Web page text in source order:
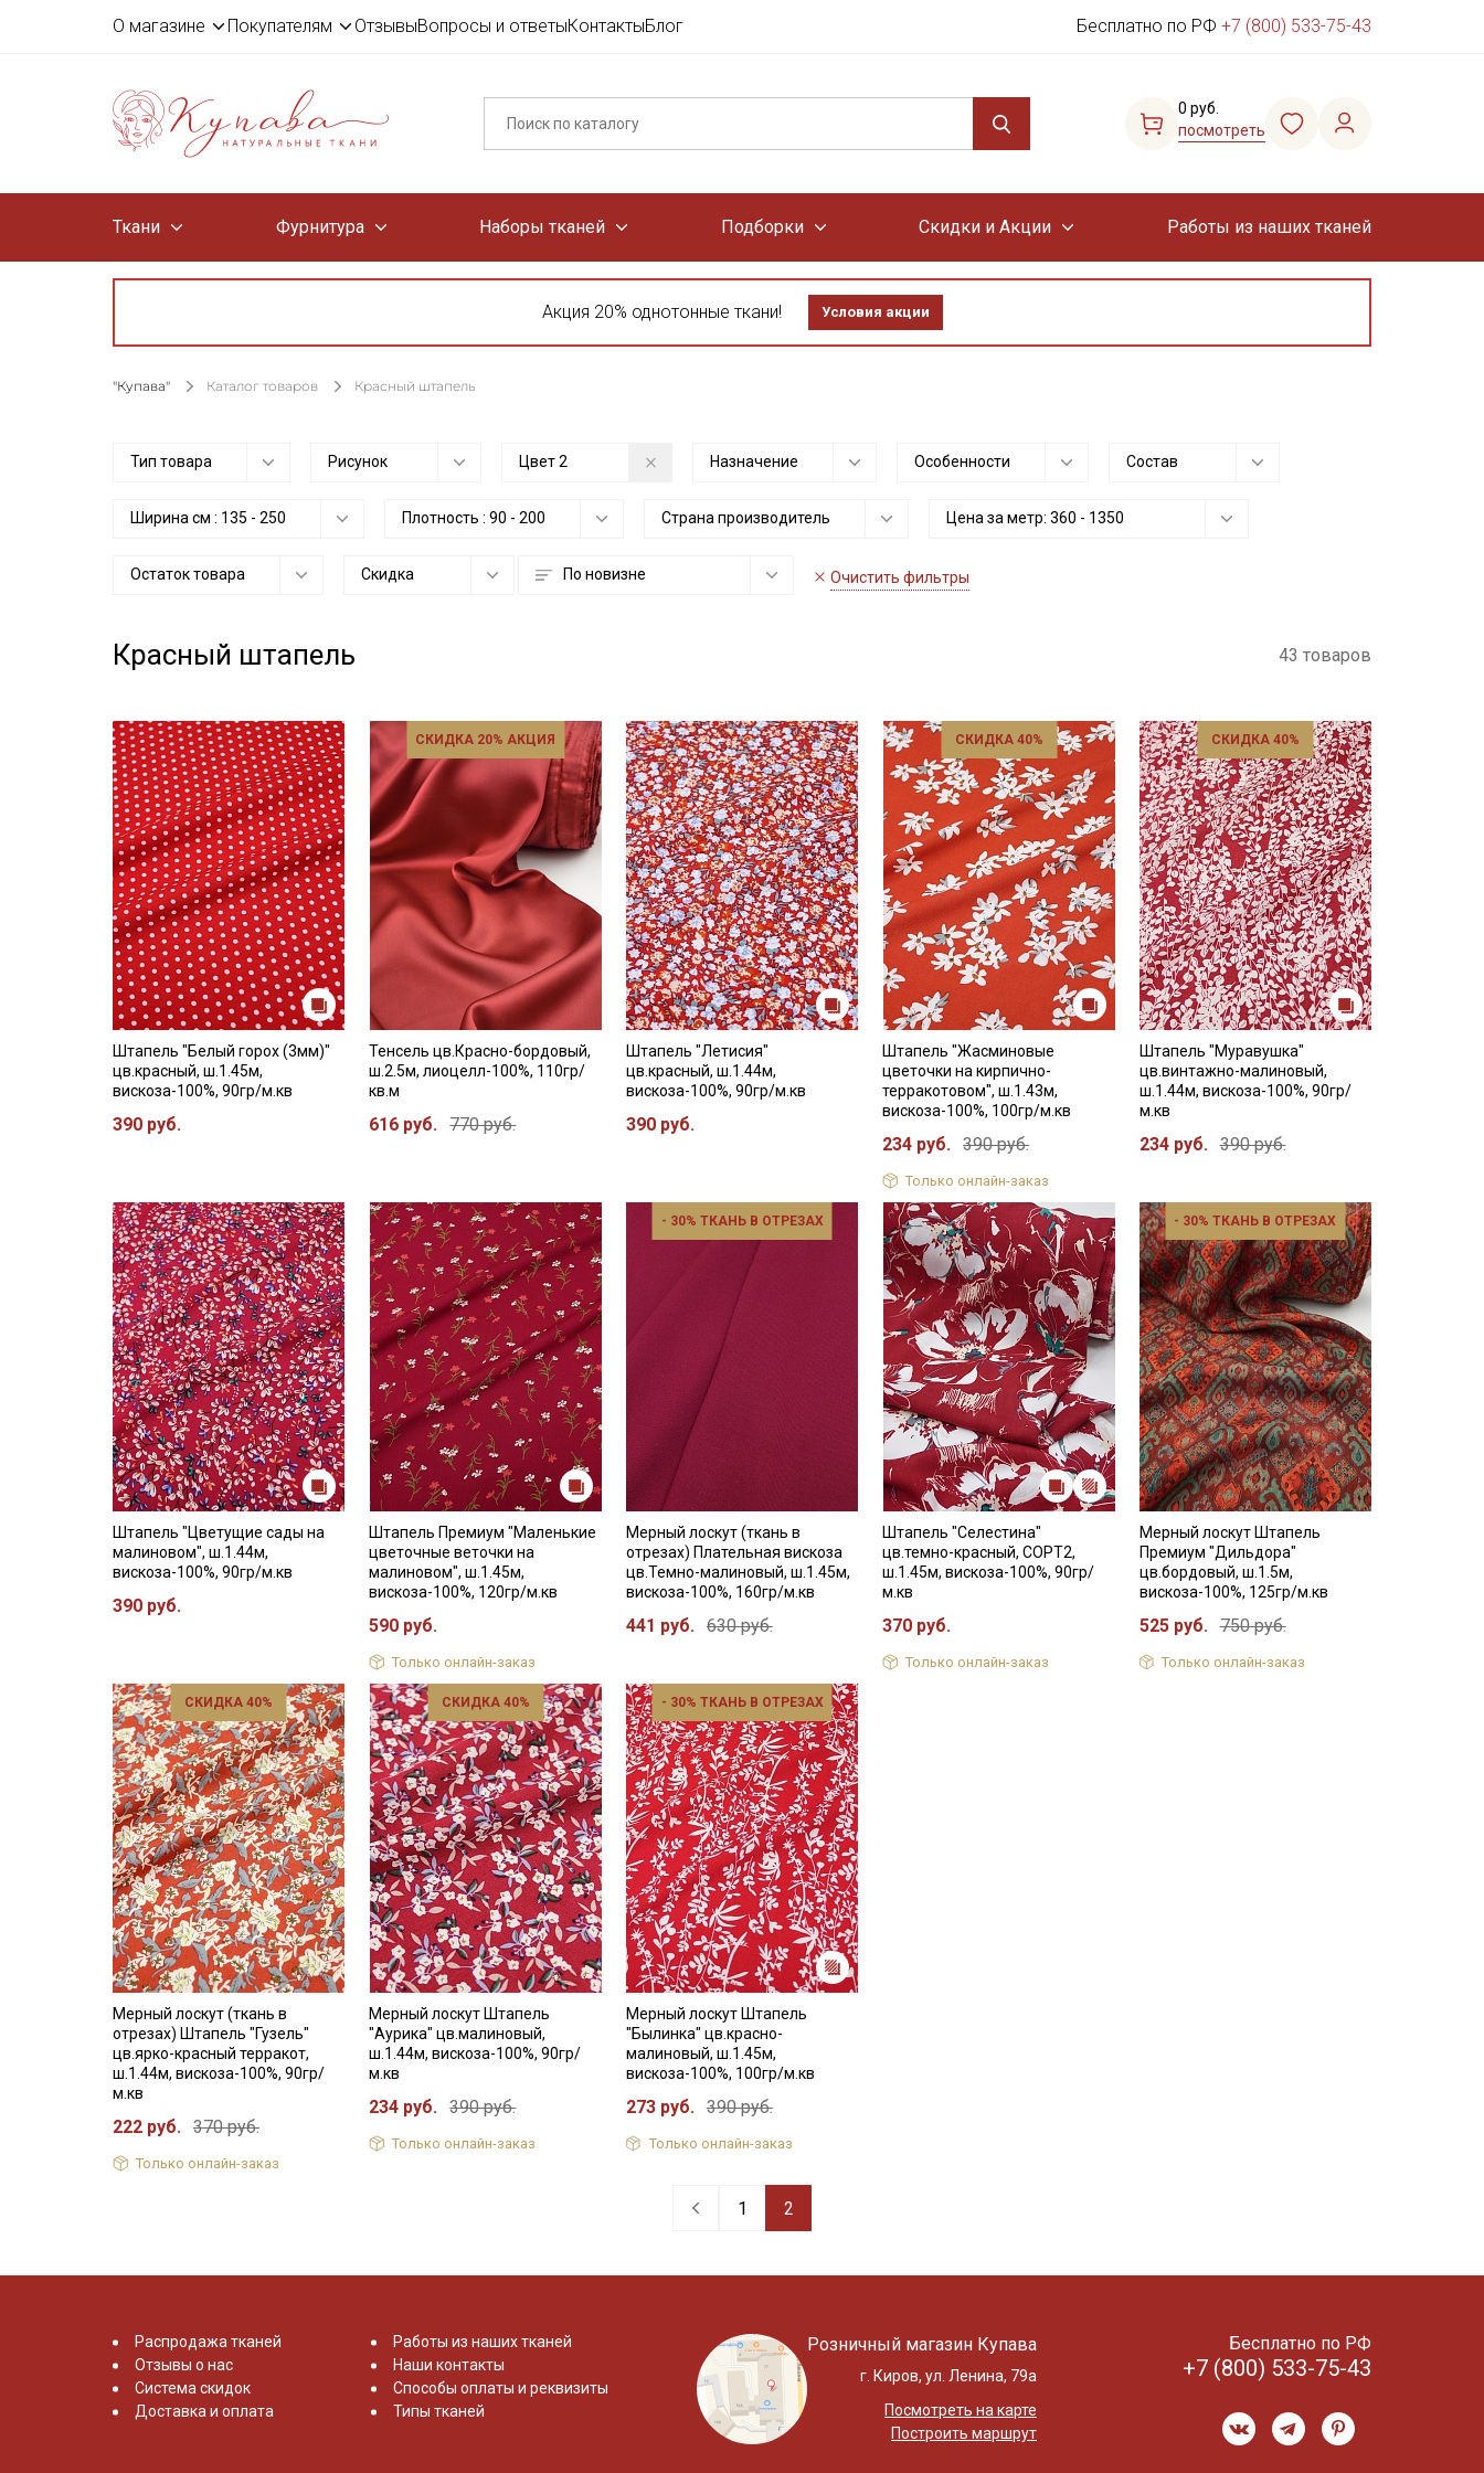
О магазине Покупателям ОтзывыВопросы и ответыКонтактыБлог Бесплатно по РФ +7 (800) 533-75-43
0 руб.
посмотреть
Ткани Фурнитура Наборы тканей Подборки Скидки и Акции Работы из наших тканей
Акция 20% однотонные ткани! Условия акции
"Купава" Каталог товаров Красный штапель
Тип товара Рисунок Цвет2 Назначение Особенности Состав
Ширина см : 135 - 250 Плотность : 90 - 200 Страна производитель Цена за метр: 360 - 1350
Остаток товара Скидка По новизне Очистить фильтры
Красный штапель 43 товаров
Штапель "Белый горох (3мм)"
цв.красный, ш.1.45м,
вискоза-100%, 90гр/м.кв
390 руб.
СКИДКА 20% АКЦИЯ
Тенсель цв.Красно-бордовый,
ш.2.5м, лиоцелл-100%, 110гр/
кв.м
616 руб. 770 руб.
Штапель "Летисия"
цв.красный, ш.1.44м,
вискоза-100%, 90гр/м.кв
390 руб.
СКИДКА 40%
Штапель "Жасминовые
цветочки на кирпично-
терракотовом", ш.1.43м,
вискоза-100%, 100гр/м.кв
234 руб. 390 руб.
Только онлайн-заказ
СКИДКА 40%
Штапель "Муравушка"
цв.винтажно-малиновый,
ш.1.44м, вискоза-100%, 90гр/
м.кв
234 руб. 390 руб.
Штапель "Цветущие сады на
малиновом", ш.1.44м,
вискоза-100%, 90гр/м.кв
390 руб.
Штапель Премиум "Маленькие
цветочные веточки на
малиновом", ш.1.45м,
вискоза-100%, 120гр/м.кв
590 руб.
Только онлайн-заказ
- 30% ТКАНЬ В ОТРЕЗАХ
Мерный лоскут (ткань в
отрезах) Плательная вискоза
цв.Темно-малиновый, ш.1.45м,
вискоза-100%, 160гр/м.кв
441 руб. 630 руб.
Штапель "Селестина"
цв.темно-красный, СОРТ2,
ш.1.45м, вискоза-100%, 90гр/
м.кв
370 руб.
Только онлайн-заказ
- 30% ТКАНЬ В ОТРЕЗАХ
Мерный лоскут Штапель
Премиум "Дильдора"
цв.бордовый, ш.1.5м,
вискоза-100%, 125гр/м.кв
525 руб. 750 руб.
Только онлайн-заказ
СКИДКА 40%
Мерный лоскут (ткань в
отрезах) Штапель "Гузель"
цв.ярко-красный терракот,
ш.1.44м, вискоза-100%, 90гр/
м.кв
222 руб. 370 руб.
Только онлайн-заказ
СКИДКА 40%
Мерный лоскут Штапель
"Аурика" цв.малиновый,
ш.1.44м, вискоза-100%, 90гр/
м.кв
234 руб. 390 руб.
Только онлайн-заказ
- 30% ТКАНЬ В ОТРЕЗАХ
Мерный лоскут Штапель
"Былинка" цв.красно-
малиновый, ш.1.45м,
вискоза-100%, 100гр/м.кв
273 руб. 390 руб.
Только онлайн-заказ
1 2
Распродажа тканей
Отзывы о нас
Система скидок
Доставка и оплата
Работы из наших тканей
Наши контакты
Способы оплаты и реквизиты
Типы тканей
Розничный магазин Купава
г. Киров, ул. Ленина, 79а
Посмотреть на карте
Построить маршрут
Бесплатно по РФ
+7 (800) 533-75-43
Секретная рассылка от
Мы публикуем здесь дополнительные
промокоды и скидки до 30% на узкие
категории тканей
Электронная почта
Подписаться
Ознакомлен(а) с
Политикой обработки персональных
данных
Согласие на обработку персональных
данных
Согласие на получение рекламных и
информационных рассылок